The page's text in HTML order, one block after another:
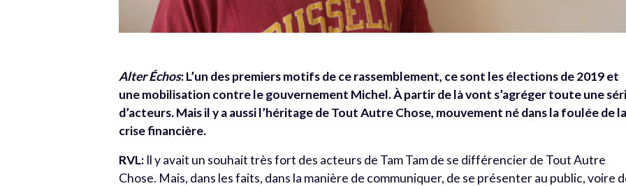
Alter Échos: L’un des premiers motifs de ce rassemblement, ce sont les élections de 2019 et
une mobilisation contre le gouvernement Michel. À partir de là vont s’agréger toute une
d’acteurs. Mais il y a aussi l’héritage de Tout Autre Chose, mouvement né dans la foulée de
crise financière.
RVL: Il y avait un souhait très fort des acteurs de Tam Tam de se différencier de Tout Autre
Chose. Mais, dans les faits, dans la manière de communiquer, de se présenter au public, voire